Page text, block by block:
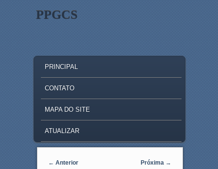
PPGCS
SKIP TO PRIMARY CONTENT
SKIP TO SECONDARY CONTENT
PRINCIPAL
CONTATO
MAPA DO SITE
ATUALIZAR
Post navigation
← Anterior Próxima →